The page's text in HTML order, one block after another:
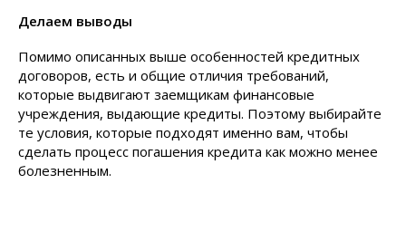
Делаем выводы
Помимо описанных выше особенностей кредитных
договоров, есть и общие отличия требований,
которые выдвигают заемщикам финансовые
учреждения, выдающие кредиты. Поэтому выбирайте
те условия, которые подходят именно вам, чтобы
сделать процесс погашения кредита как можно менее
болезненным.